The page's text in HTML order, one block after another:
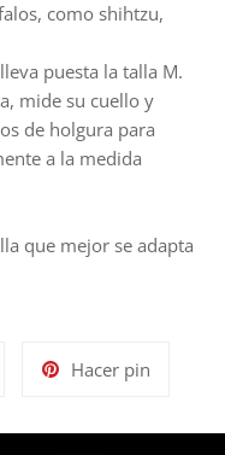
como shihtzu,
puesta la talla M.
mide su cuello y
de holgura para
a la medida
que mejor se adapta
Hacer pin